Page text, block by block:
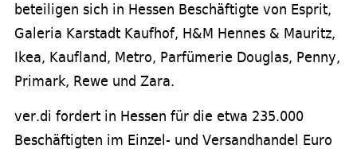
beteiligen sich in Hessen Beschäftigte von Esprit,
Galeria Karstadt Kaufhof, H&M Hennes & Mauritz,
Ikea, Kaufland, Metro, Parfümerie Douglas, Penny,
Primark, Rewe und Zara.
ver.di fordert in Hessen für die etwa 235.000
Beschäftigten im Einzel- und Versandhandel Euro